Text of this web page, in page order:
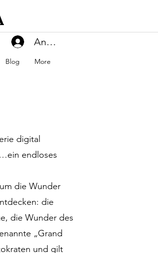
Blog More
Anmelden
digital
endloses
die Wunder
die
die Wunder des
„Grand
und gilt